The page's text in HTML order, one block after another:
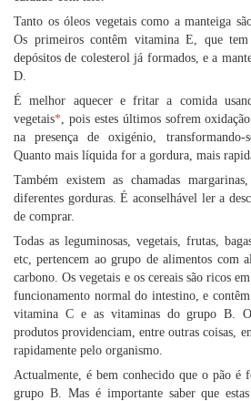
Tanto os óleos vegetais como a manteiga
Os primeiros contêm vitamina E, que tem
depósitos de colesterol já formados, e a
D.
É melhor aquecer e fritar a comida
vegetais*, pois estes últimos sofrem
na presença de oxigénio, transformando-
Quanto mais líquida for a gordura, mais
Também existem as chamadas
diferentes gorduras. É aconselhável ler a
de comprar.
Todas as leguminosas, vegetais, frutas,
etc, pertencem ao grupo de alimentos com
carbono. Os vegetais e os cereais são ricos
funcionamento normal do intestino, e
vitamina C e as vitaminas do grupo B.
produtos providenciam, entre outras coisas,
rapidamente pelo organismo.
Actualmente, é bem conhecido que o pão é
grupo B. Mas é importante saber que